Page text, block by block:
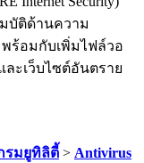
มบัติด้านความ
พร้อมกับเพิ่มไฟล์วอ
ะเว็บไซต์อันตราย
รมยูทิลิตี้ > Antivirus